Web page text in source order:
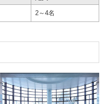
2～4名